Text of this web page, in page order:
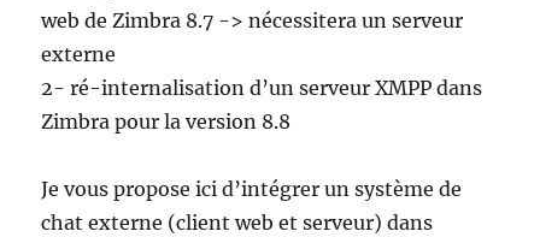
web de Zimbra 8.7 -> nécessitera un serveur
externe
2- ré-internalisation d’un serveur XMPP dans
Zimbra pour la version 8.8
Je vous propose ici d’intégrer un système de
chat externe (client web et serveur) dans